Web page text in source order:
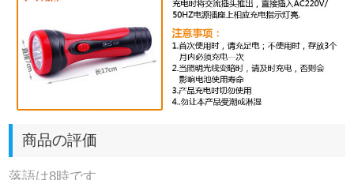
商品の評価
落語は8時です